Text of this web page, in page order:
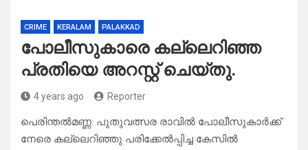
CRIME KERALAM PALAKKAD
പോലീസുകാരെ കല്ലെറിഞ്ഞ
പ്രതിയെ അറസ്റ്റ് ചെയ്തു.
4 years ago Reporter
പെരിന്തൽമണ്ണ: പുതുവത്സര രാവിൽ പോലീസുകാർക്ക്
നേരെ കല്ലെറിഞ്ഞു പരിക്കേൽപ്പിച്ച കേസിൽ